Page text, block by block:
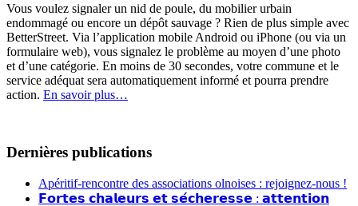
Vous voulez signaler un nid de poule, du mobilier urbain
endommagé ou encore un dépôt sauvage ? Rien de plus simple avec
BetterStreet. Via l’application mobile Android ou iPhone (ou via un
formulaire web), vous signalez le problème au moyen d’une photo
et d’une catégorie. En moins de 30 secondes, votre commune et le
service adéquat sera automatiquement informé et pourra prendre
action. En savoir plus…
Dernières publications
Apéritif-rencontre des associations olnoises : rejoignez-nous !
𝗙𝗼𝗿𝘁𝗲𝘀 𝗰𝗵𝗮𝗹𝗲𝘂𝗿𝘀 𝗲𝘁 𝘀𝗲́𝗰𝗵𝗲𝗿𝗲𝘀𝘀𝗲 : 𝗮𝘁𝘁𝗲𝗻𝘁𝗶𝗼𝗻